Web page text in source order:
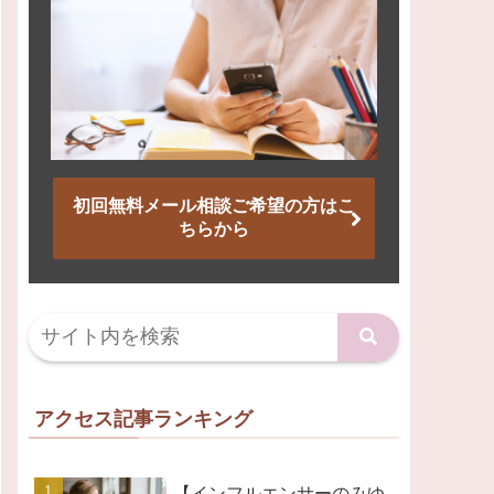
初回無料メール相談ご希望の方はこ
ちらから
アクセス記事ランキング